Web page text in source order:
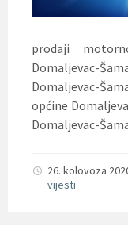
prodaji
Domaljevac-
Domaljevac-
općine
Domaljevac-
26. kolovoza
vijesti